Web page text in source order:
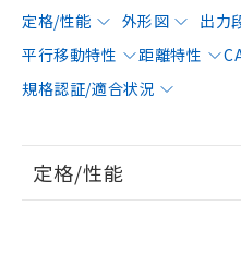
定格/性能 外形図 出力
平行移動特性
距離特性
規格認証/適合状況
定格/性能